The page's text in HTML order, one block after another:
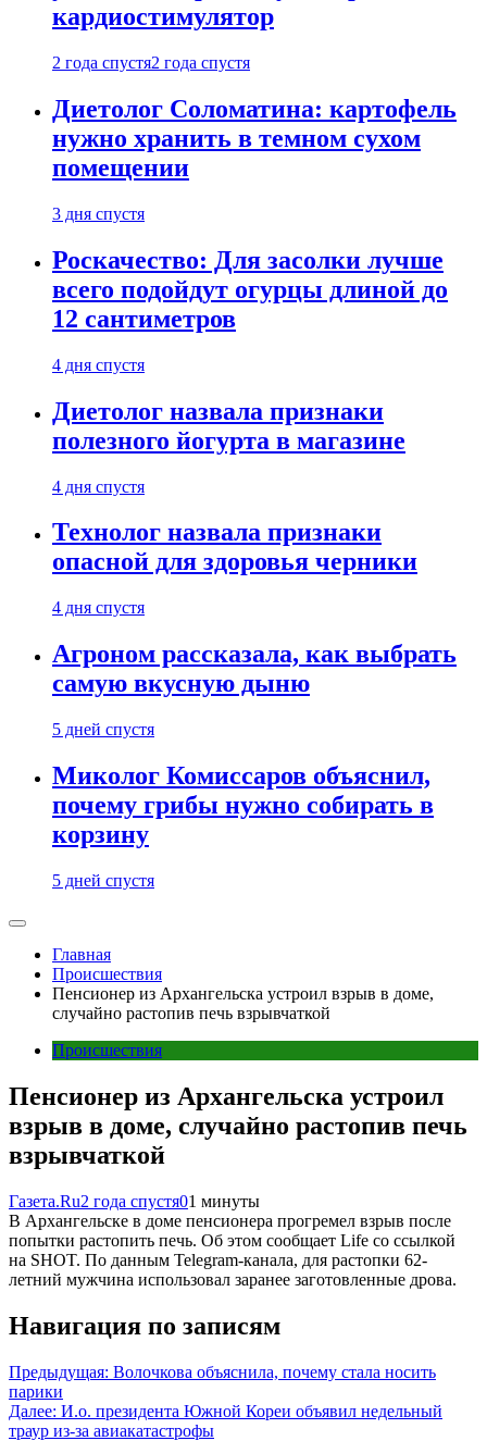
кардиостимулятор
2 года спустя2 года спустя
Диетолог Соломатина: картофель
нужно хранить в темном сухом
помещении
3 дня спустя
Роскачество: Для засолки лучше
всего подойдут огурцы длиной до
12 сантиметров
4 дня спустя
Диетолог назвала признаки
полезного йогурта в магазине
4 дня спустя
Технолог назвала признаки
опасной для здоровья черники
4 дня спустя
Агроном рассказала, как выбрать
самую вкусную дыню
5 дней спустя
Миколог Комиссаров объяснил,
почему грибы нужно собирать в
корзину
5 дней спустя
Главная
Происшествия
Пенсионер из Архангельска устроил взрыв в доме,
случайно растопив печь взрывчаткой
Происшествия
Пенсионер из Архангельска устроил
взрыв в доме, случайно растопив печь
взрывчаткой
Газета.Ru2 года спустя01 минуты
В Архангельске в доме пенсионера прогремел взрыв после
попытки растопить печь. Об этом сообщает Life со ссылкой
на SHOT. По данным Telegram-канала, для растопки 62-
летний мужчина использовал заранее заготовленные дрова.
Навигация по записям
Предыдущая: Волочкова объяснила, почему стала носить
парики
Далее: И.о. президента Южной Кореи объявил недельный
траур из-за авиакатастрофы